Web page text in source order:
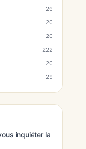
20
20
20
222
20
29
inquiéter la